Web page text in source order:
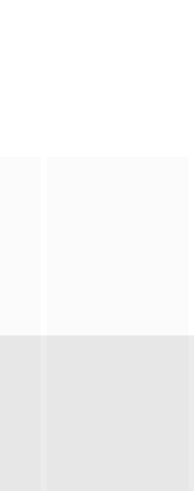
一琦